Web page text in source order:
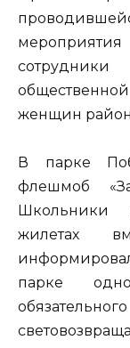
сотрудники
женщин
В парке
флешмоб
Школьники
жилетах
парке